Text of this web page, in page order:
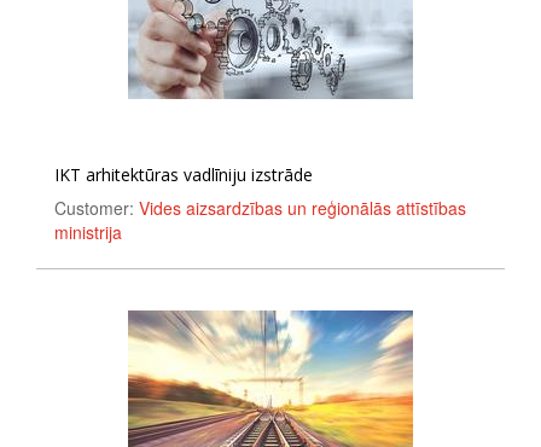
IKT arhitektūras vadlīniju izstrāde
Customer: Vides aizsardzības un reģionālās attīstības
ministrija